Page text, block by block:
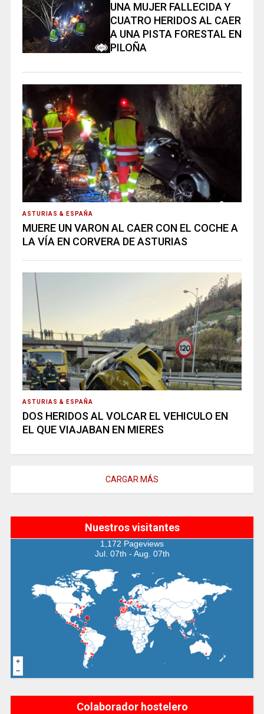
UNA MUJER FALLECIDA Y
CUATRO HERIDOS AL CAER
A UNA PISTA FORESTAL EN
PILOÑA
ASTURIAS & ESPAÑA
MUERE UN VARON AL CAER CON EL COCHE A
LA VÍA EN CORVERA DE ASTURIAS
ASTURIAS & ESPAÑA
DOS HERIDOS AL VOLCAR EL VEHICULO EN
EL QUE VIAJABAN EN MIERES
CARGAR MÁS
Nuestros visitantes
1,172 Pageviews
Jul. 07th - Aug. 07th
Colaborador hostelero